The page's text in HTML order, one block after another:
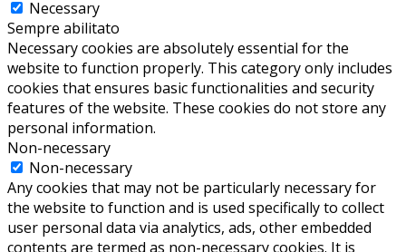
Necessary
Sempre abilitato
Necessary cookies are absolutely essential for the
website to function properly. This category only includes
cookies that ensures basic functionalities and security
features of the website. These cookies do not store any
personal information.
Non-necessary
Non-necessary
Any cookies that may not be particularly necessary for
the website to function and is used specifically to collect
user personal data via analytics, ads, other embedded
contents are termed as non-necessary cookies. It is